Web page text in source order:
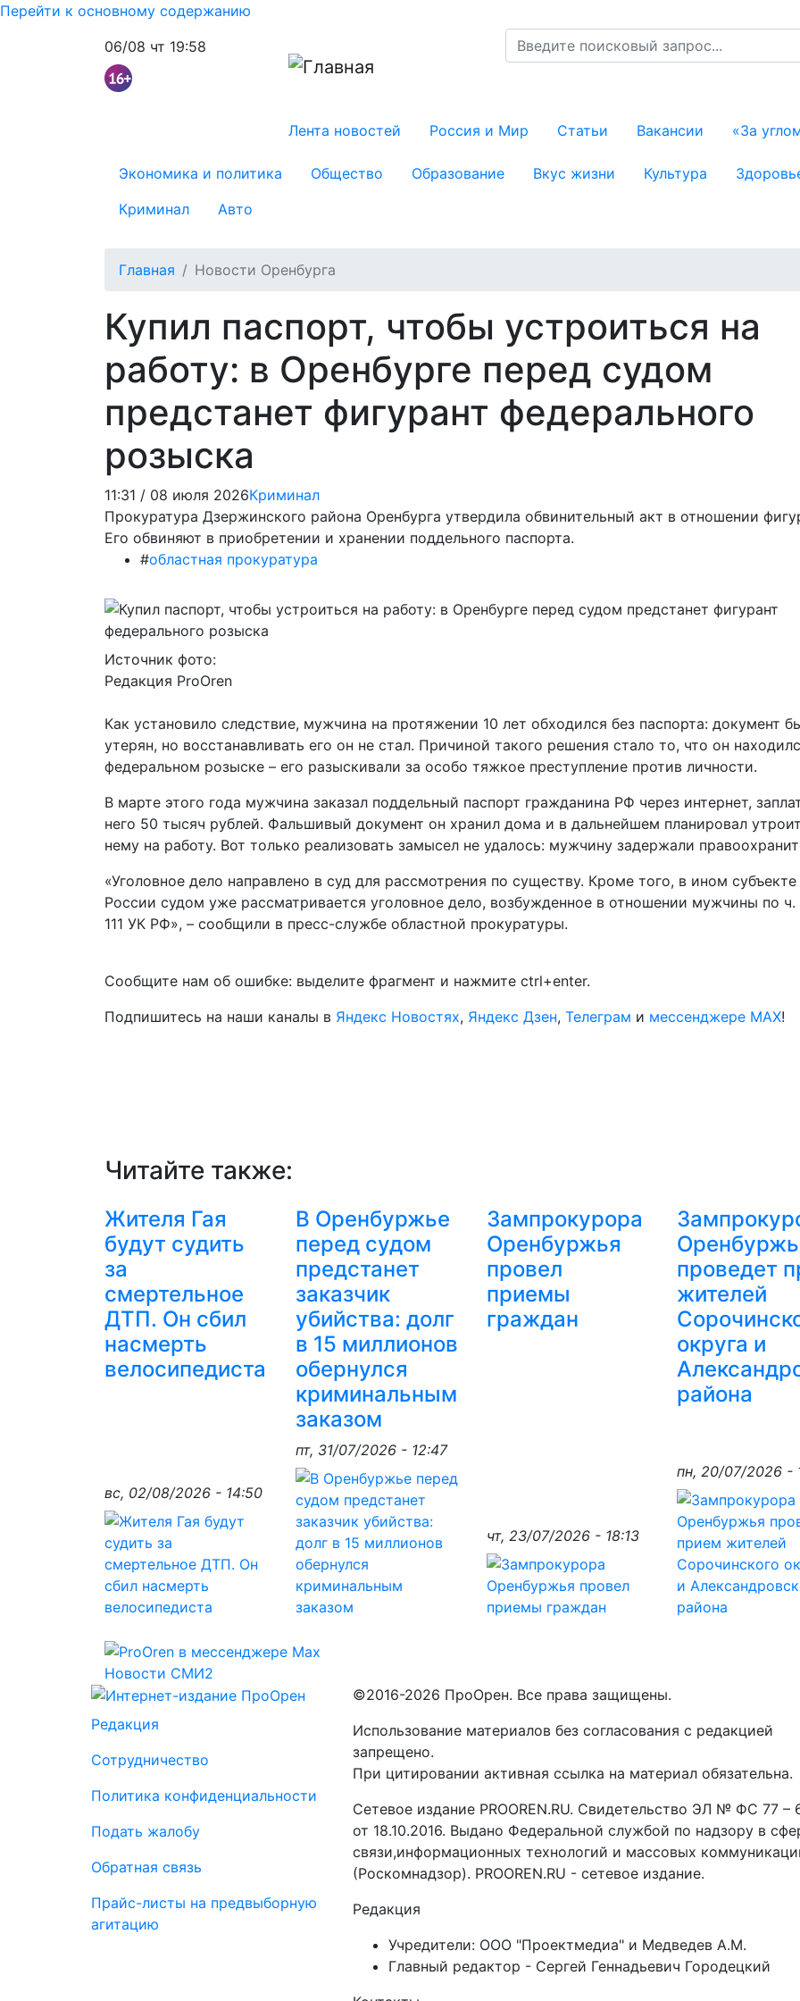
Перейти к основному содержанию
06/08 чт 19:58
Основная навигация
Лента новостей Россия и Мир Статьи Вакансии «За
category menu
Экономика и политика Общество Образование Вкус жизни Культура
Криминал
Авто
Главная Новости Оренбурга
Купил паспорт, чтобы устроиться на
работу: в Оренбурге перед судом
предстанет фигурант федерального
розыска
11:31 / 08 июля 2026Криминал
Прокуратура Дзержинского района Оренбурга утвердила обвинительный акт в отношении
Его обвиняют в приобретении и хранении поддельного паспорта.
#областная прокуратура
Источник фото:
Редакция ProOren
Как установило следствие, мужчина на протяжении 10 лет обходился без паспорта: документ
утерян, но восстанавливать его он не стал. Причиной такого решения стало то, что он
федеральном розыске – его разыскивали за особо тяжкое преступление против личности.
В марте этого года мужчина заказал поддельный паспорт гражданина РФ через интернет,
него 50 тысяч рублей. Фальшивый документ он хранил дома и в дальнейшем планировал
нему на работу. Вот только реализовать замысел не удалось: мужчину задержали
«Уголовное дело направлено в суд для рассмотрения по существу. Кроме того, в ином субъекте
России судом уже рассматривается уголовное дело, возбужденное в отношении мужчины по ч.
111 УК РФ», – сообщили в пресс-службе областной прокуратуры.
Сообщите нам об ошибке: выделите фрагмент и нажмите ctrl+enter.
Подпишитесь на наши каналы в Яндекс Новостях, Яндекс Дзен, Телеграм и мессенджере MAX!
Читайте также:
Жителя Гая
будут судить
за
смертельное
ДТП. Он сбил
насмерть
велосипедиста
вс, 02/08/2026 - 14:50
В Оренбуржье
перед судом
предстанет
заказчик
убийства: долг
в 15 миллионов
обернулся
криминальным
заказом
пт, 31/07/2026 - 12:47
Зампрокурора
Оренбуржья
провел
приемы
граждан
чт, 23/07/2026 - 18:13
проведет
жителей
округа и
района
пн, 20/07/2026 -
Новости СМИ2
Редакция
Сотрудничество
Политика конфиденциальности
Подать жалобу
Обратная связь
Прайс-листы на предвыборную
агитацию
©2016-2026 ПроОрен. Все права защищены.
Использование материалов без согласования с редакцией
запрещено.
При цитировании активная ссылка на материал обязательна.
Сетевое издание PROOREN.RU. Свидетельство ЭЛ № ФС 77 –
от 18.10.2016. Выдано Федеральной службой по надзору в
связи,информационных технологий и массовых
(Роскомнадзор). PROOREN.RU - сетевое издание.
Редакция
Учредители: ООО "Проектмедиа" и Медведев А.М.
Главный редактор - Сергей Геннадьевич Городецкий